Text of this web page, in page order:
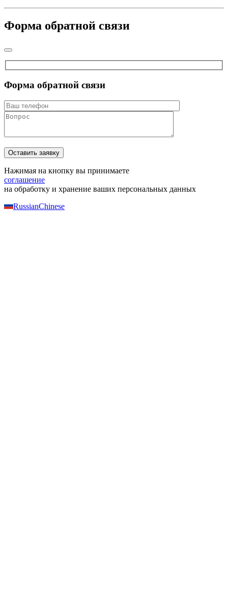
Форма обратной связи
Форма обратной связи
Нажимая на кнопку вы принимаете
соглашение
на обработку и хранение ваших персональных данных
RussianChinese